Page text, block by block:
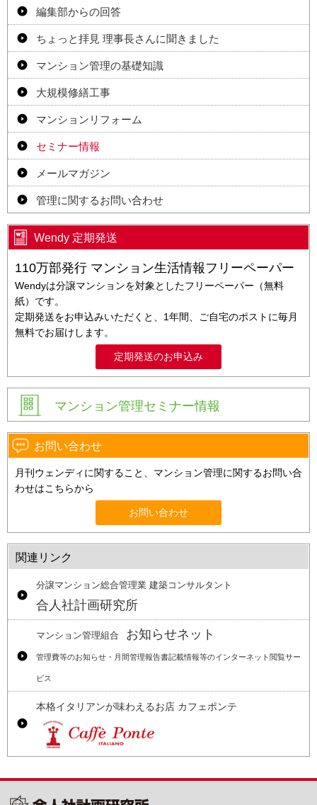
編集部からの回答
ちょっと拝見 理事長さんに聞きました
マンション管理の基礎知識
大規模修繕工事
マンションリフォーム
セミナー情報
メールマガジン
管理に関するお問い合わせ
Wendy 定期発送
110万部発行 マンション生活情報フリーペーパー
Wendyは分譲マンションを対象としたフリーペーパー（無料
紙）です。
定期発送をお申込みいただくと、1年間、ご自宅のポストに毎月
無料でお届けします。
定期発送のお申込み
マンション管理セミナー情報
お問い合わせ
月刊ウェンディに関すること、マンション管理に関するお問い合
わせはこちらから
お問い合わせ
関連リンク
分譲マンション総合管理業 建築コンサルタント
合人社計画研究所
マンション管理組合 お知らせネット
管理費等のお知らせ・月間管理報告書記載情報等のインターネット閲覧サー
ビス
本格イタリアンが味わえるお店 カフェポンテ